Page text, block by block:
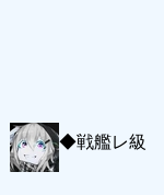
◆戦艦レ級